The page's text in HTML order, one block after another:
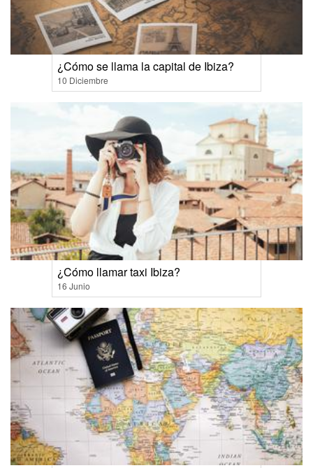
¿Cómo se llama la capital de Ibiza?
10 Diciembre
¿Cómo llamar taxi Ibiza?
16 Junio